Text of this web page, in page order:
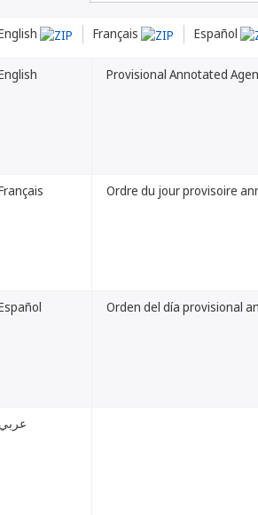
Français Español
Provisional Annotated
Ordre du jour provisoire
Orden del día provisional
عربي